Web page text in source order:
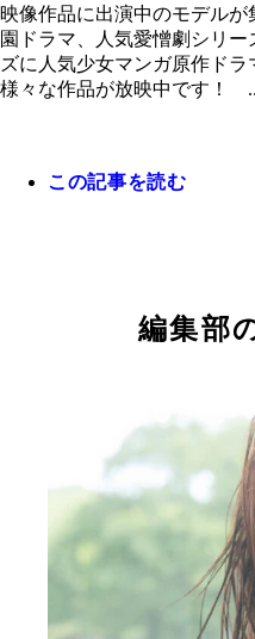
星乃夢奈デジタ
星乃夢奈デジタ
菊地姫奈デジタ
撮影：YUJI
菊地姫奈デジタ
撮影：YUJI
矢野ななかデジ
矢野ななかデジ
映像作品に出演中のモデル
園ドラマ、人気愛憎劇シリ
ズに人気少女マンガ原作ド
様々な作品が放映中です！
この記事を読む
編集部